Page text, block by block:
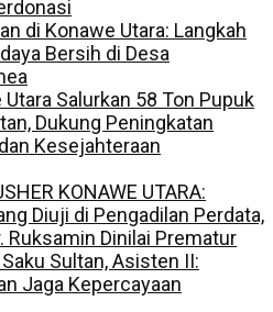
di Konawe Utara: Langkah
Bersih di Desa
Salurkan 58 Ton Pupuk
Dukung Peningkatan
Kesejahteraan
KONAWE UTARA:
Diuji di Pengadilan Perdata,
Ruksamin Dinilai Prematur
Sultan, Asisten II:
Jaga Kepercayaan